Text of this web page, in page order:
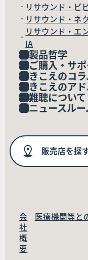
リサウンド・ビ
リサウンド・ネ
リサウンド・エ
IA
製品哲学
ご購入・サ
きこえのコ
きこえのア
難聴について
ニュースルー
販売店を探
会
社
概
要
医療機関等と